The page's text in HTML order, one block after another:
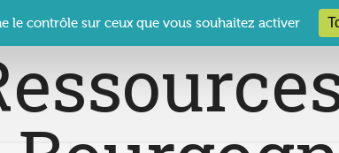
Le Clos des Présidents – 19-21 rue Coty – 21 000 DIJON
le contrôle sur ceux que vous souhaitez activer